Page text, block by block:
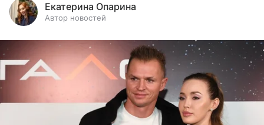
Екатерина Опарина
Автор новостей